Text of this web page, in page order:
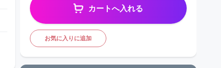
カートへ入れる
お気に入りに追加